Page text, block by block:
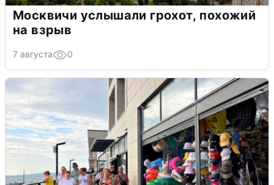
Москвичи услышали грохот, похожий
на взрыв
7 августа 0